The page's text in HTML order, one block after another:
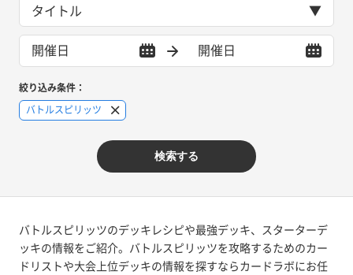
タイトル
絞り込み条件：
バトルスピリッツ
検索する
バトルスピリッツのデッキレシピや最強デッキ、スターターデ
ッキの情報をご紹介。バトルスピリッツを攻略するためのカー
ドリストや大会上位デッキの情報を探すならカードラボにお任